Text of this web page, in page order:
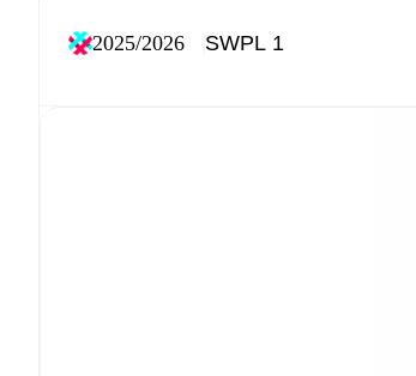
2025/2026